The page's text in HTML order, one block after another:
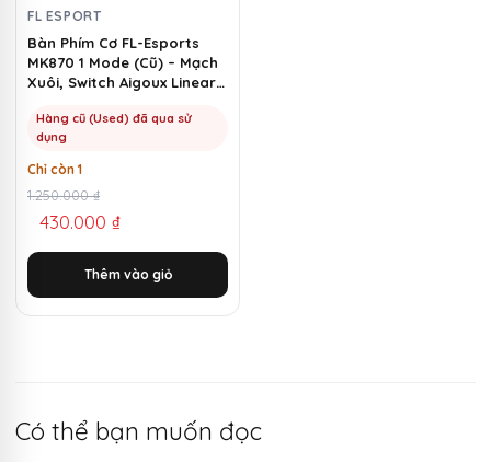
FL ESPORT
Bàn Phím Cơ FL-Esports
MK870 1 Mode (Cũ) – Mạch
Xuôi, Switch Aigoux Linear |
Hàng cũ (Used) đã qua sử
dụng
Chỉ còn 1
1.250.000₫
Giá
gốc
là:
1.250.000 ₫.
430.000 ₫
Giá
hiện
tại
là:
430.000 ₫.
Thêm vào giỏ
Có thể bạn muốn đọc